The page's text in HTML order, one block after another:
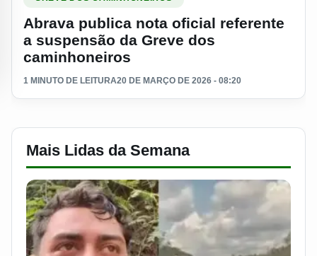
Abrava publica nota oficial referente
a suspensão da Greve dos
caminhoneiros
1 MINUTO DE LEITURA20 DE MARÇO DE 2026 - 08:20
Mais Lidas da Semana